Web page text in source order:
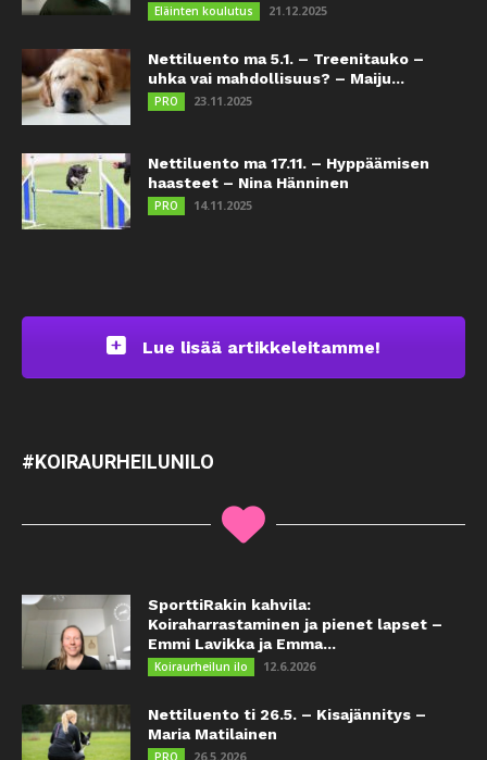
Eläinten koulutus 21.12.2025
Nettiluento ma 5.1. – Treenitauko –
uhka vai mahdollisuus? – Maiju...
PRO 23.11.2025
Nettiluento ma 17.11. – Hyppäämisen
haasteet – Nina Hänninen
PRO 14.11.2025
Lue lisää artikkeleitamme!
#KOIRAURHEILUNILO
SporttiRakin kahvila:
Koiraharrastaminen ja pienet lapset –
Emmi Lavikka ja Emma...
Koiraurheilun ilo 12.6.2026
Nettiluento ti 26.5. – Kisajännitys –
Maria Matilainen
PRO 26.5.2026